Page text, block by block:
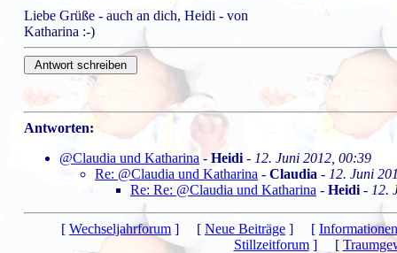
Liebe Grüße - auch an dich, Heidi - von
Katharina :-)
Antworten:
@Claudia und Katharina -Heidi - 12. Juni 2012, 00:39
Re: @Claudia und Katharina - Claudia - 12. Juni
Re: Re: @Claudia und Katharina - Heidi - 12.
[ Wechseljahrforum ] [ Neue Beiträge ] [ Informationen
Stillzeitforum] [